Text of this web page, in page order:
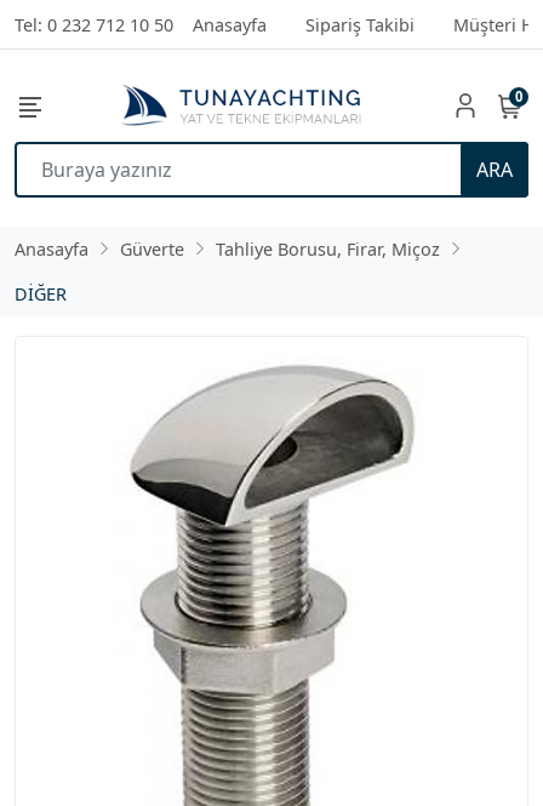
Tel: 0 232 712 10 50 Anasayfa Sipariş Takibi Müşteri
ARA
0
Anasayfa Güverte
Tahliye Borusu, Firar, Miçoz
DİĞER